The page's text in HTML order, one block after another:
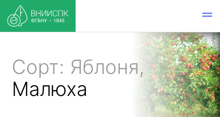
Сорт: Яблоня,
Малюха